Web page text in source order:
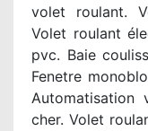
volet roulant.
Volet roulant
pvc. Baie
Fenetre
Automatisation
cher. Volet